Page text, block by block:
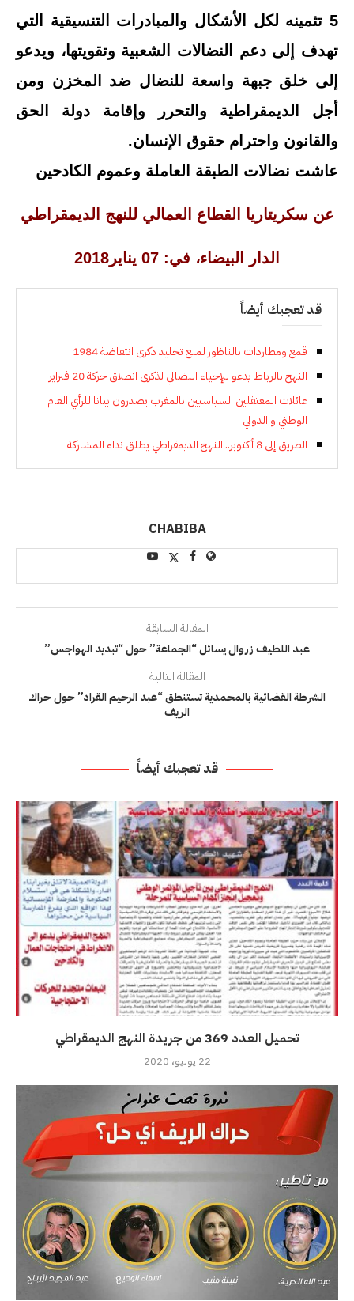
5 تثمينه لكل الأشكال والمبادرات التنسيقية التي
تهدف إلى دعم النضالات الشعبية وتقويتها، ويدعو
إلى خلق جبهة واسعة للنضال ضد المخزن ومن
أجل الديمقراطية والتحرر وإقامة دولة الحق
والقانون واحترام حقوق الإنسان.
عاشت نضالات الطبقة العاملة وعموم الكادحين
عن سكريتاريا القطاع العمالي للنهج الديمقراطي
الدار البيضاء، في: 07 يناير2018
قد تعجبك أيضاً
قمع ومطاردات بالناظور لمنع تخليد ذكرى انتفاضة 1984
النهج بالرباط يدعو للإحياء النضالي لذكرى انطلاق حركة 20 فبراير
عائلات المعتقلين السياسيين بالمغرب يصدرون بيانا للرأي العام
الوطني و الدولي
الطريق إلى 8 أكتوبر.. النهج الديمقراطي يطلق نداء المشاركة
CHABIBA
المقالة السابقة
عبد اللطيف زروال يسائل “الجماعة” حول “تبديد الهواجس”
المقالة التالية
الشرطة القضائية بالمحمدية تستنطق “عبد الرحيم القراد” حول حراك
الريف
قد تعجبك أيضاً
تحميل العدد 369 من جريدة النهج الديمقراطي
22 يوليو، 2020